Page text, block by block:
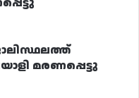
മരണപ്പെട്ടു